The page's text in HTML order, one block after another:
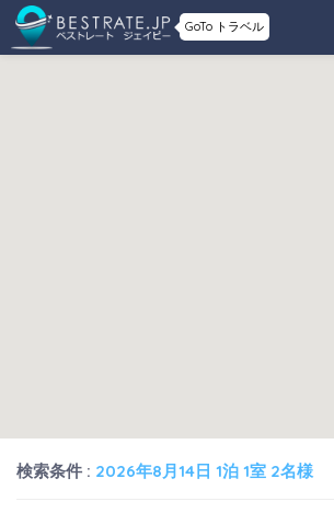
GoTo トラベル
検索条件 : 2026年8月14日 1泊 1室 2名様